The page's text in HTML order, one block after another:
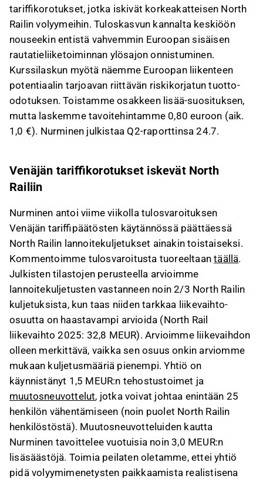
tariffikorotukset, jotka iskivät korkeakatteisen North
Railin volyymeihin. Tuloskasvun kannalta keskiöön
nouseekin entistä vahvemmin Euroopan sisäisen
rautatieliiketoiminnan ylösajon onnistuminen.
Kurssilaskun myötä näemme Euroopan liikenteen
potentiaalin tarjoavan riittävän riskikorjatun tuotto-
odotuksen. Toistamme osakkeen lisää-suosituksen,
mutta laskemme tavoitehintamme 0,80 euroon (aik.
1,0 €). Nurminen julkistaa Q2-raporttinsa 24.7.
Venäjän tariffikorotukset iskevät North
Railiin
Nurminen antoi viime viikolla tulosvaroituksen
Venäjän tariffipäätösten käytännössä päättäessä
North Railin lannoitekuljetukset ainakin toistaiseksi.
Kommentoimme tulosvaroitusta tuoreeltaantäällä.
Julkisten tilastojen perusteella arvioimme
lannoitekuljetusten vastanneen noin 2/3 North Railin
kuljetuksista, kun taas niiden tarkkaa liikevaihto-
osuutta on haastavampi arvioida (North Rail
liikevaihto 2025: 32,8 MEUR). Arvioimme liikevaihdon
olleen merkittävä, vaikka sen osuus onkin arviomme
mukaan kuljetusmääriä pienempi. Yhtiö on
käynnistänyt 1,5 MEUR:n tehostustoimet ja
muutosneuvottelut, jotka voivat johtaa enintään 25
henkilön vähentämiseen (noin puolet North Railin
henkilöstöstä). Muutosneuvotteluiden kautta
Nurminen tavoittelee vuotuisia noin 3,0 MEUR:n
lisäsäästöjä. Toimia peilaten oletamme, ettei yhtiö
pidä volyymimenetysten paikkaamista realistisena